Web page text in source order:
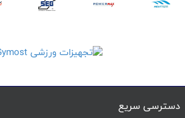
دسترسی سریع